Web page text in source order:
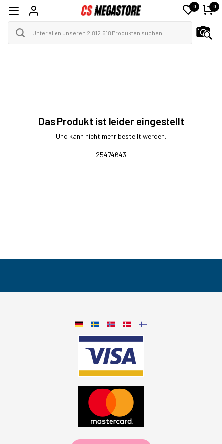
0 0
Das Produkt ist leider eingestellt
Und kann nicht mehr bestellt werden.
25474643